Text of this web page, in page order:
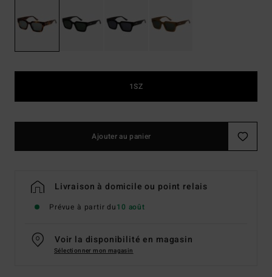
1SZ
Ajouter au panier
Livraison à domicile ou point relais
Prévue à partir du10 août
Voir la disponibilité en magasin
Sélectionner mon magasin